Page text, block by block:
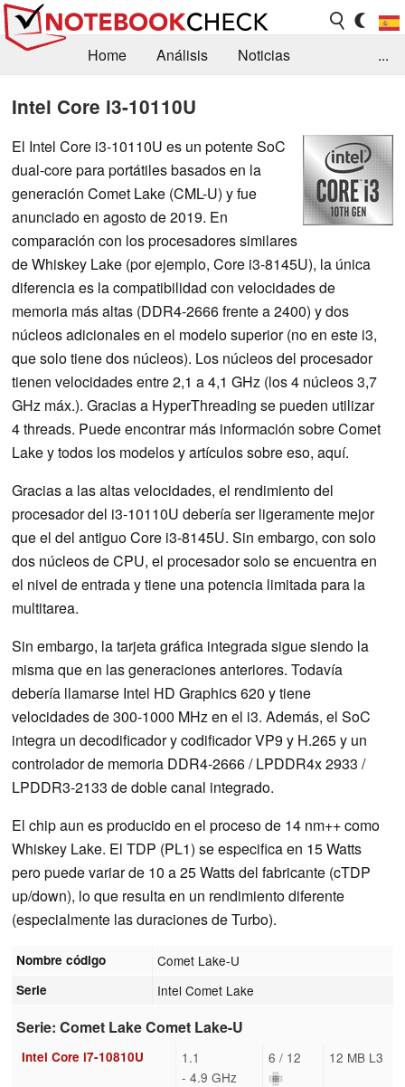
Home Análisis
Noticias
Contacto
...
Intel Core i3-10110U
El Intel Core i3-10110U es un potente SoC
dual-core para portátiles basados en la
generación Comet Lake (CML-U) y fue
anunciado en agosto de 2019. En
comparación con los procesadores similares
de Whiskey Lake (por ejemplo, Core i3-8145U), la única
diferencia es la compatibilidad con velocidades de
memoria más altas (DDR4-2666 frente a 2400) y dos
núcleos adicionales en el modelo superior (no en este i3,
que solo tiene dos núcleos). Los núcleos del procesador
tienen velocidades entre 2,1 a 4,1 GHz (los 4 núcleos 3,7
GHz máx.). Gracias a HyperThreading se pueden utilizar
4 threads. Puede encontrar más información sobre Comet
Lake y todos los modelos y artículos sobre eso, aquí.
Gracias a las altas velocidades, el rendimiento del
procesador del i3-10110U debería ser ligeramente mejor
que el del antiguo Core i3-8145U. Sin embargo, con solo
dos núcleos de CPU, el procesador solo se encuentra en
el nivel de entrada y tiene una potencia limitada para la
multitarea.
Sin embargo, la tarjeta gráfica integrada sigue siendo la
misma que en las generaciones anteriores. Todavía
debería llamarse Intel HD Graphics 620 y tiene
velocidades de 300-1000 MHz en el i3. Además, el SoC
integra un decodificador y codificador VP9 y H.265 y un
controlador de memoria DDR4-2666 / LPDDR4x 2933 /
LPDDR3-2133 de doble canal integrado.
El chip aun es producido en el proceso de 14 nm++ como
Whiskey Lake. El TDP (PL1) se especifica en 15 Watts
pero puede variar de 10 a 25 Watts del fabricante (cTDP
up/down), lo que resulta en un rendimiento diferente
(especialmente las duraciones de Turbo).
Nombre código Comet Lake-U
Serie Intel Comet Lake
Serie: Comet Lake Comet Lake-U
Intel Core i7-10810U
1.1
- 4.9 GHz
6 / 12 12 MB L3